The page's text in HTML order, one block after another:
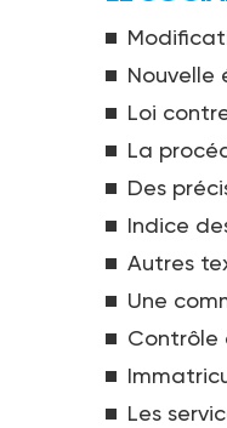
Nouvelle
Loi
La
Des
Indice
Autres
Une
Contrôle
Les